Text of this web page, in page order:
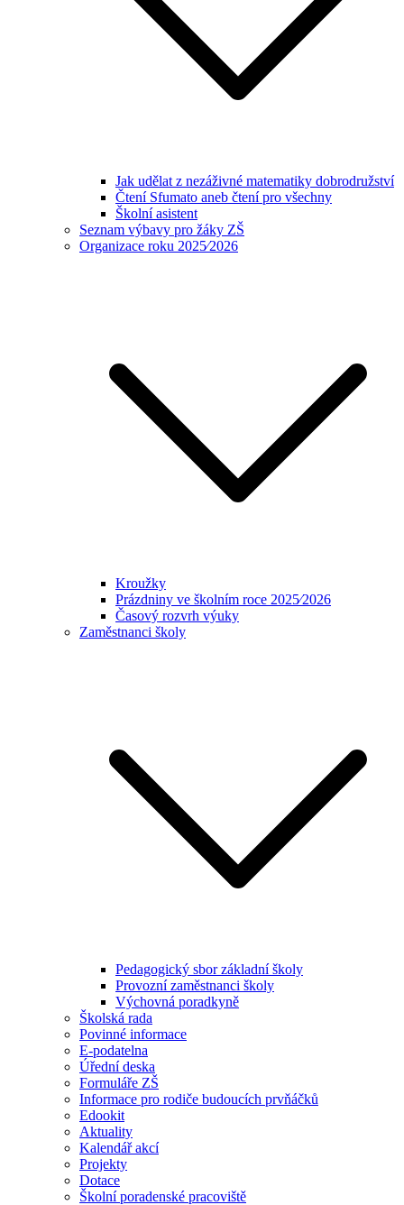
Jak udělat z nezáživné matematiky dobrodružství
Čtení Sfumato aneb čtení pro všechny
Školní asistent
Seznam výbavy pro žáky ZŠ
Organizace roku 2025⁄2026
Kroužky
Prázdniny ve školním roce 2025⁄2026
Časový rozvrh výuky
Zaměstnanci školy
Pedagogický sbor základní školy
Provozní zaměstnanci školy
Výchovná poradkyně
Školská rada
Povinné informace
E-podatelna
Úřední deska
Formuláře ZŠ
Informace pro rodiče budoucích prvňáčků
Edookit
Aktuality
Kalendář akcí
Projekty
Dotace
Školní poradenské pracoviště